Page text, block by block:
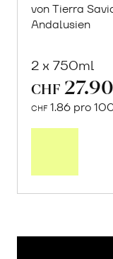
von Tierra
Andalusien
2 x 750ml
CHF 27.90
CHF 1.86 pro